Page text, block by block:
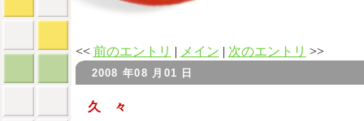
<< 前のエントリ | メイン | 次のエントリ >>
2008 年08 月01 日
久 々